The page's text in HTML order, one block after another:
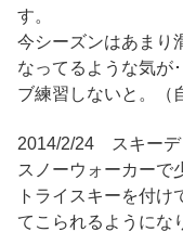
す。
今シーズンはあまり
なってるような気が
ブ練習しないと。（
2014/2/24 スキーデ
スノーウォーカーで
トライスキーを付
てこられるようにな